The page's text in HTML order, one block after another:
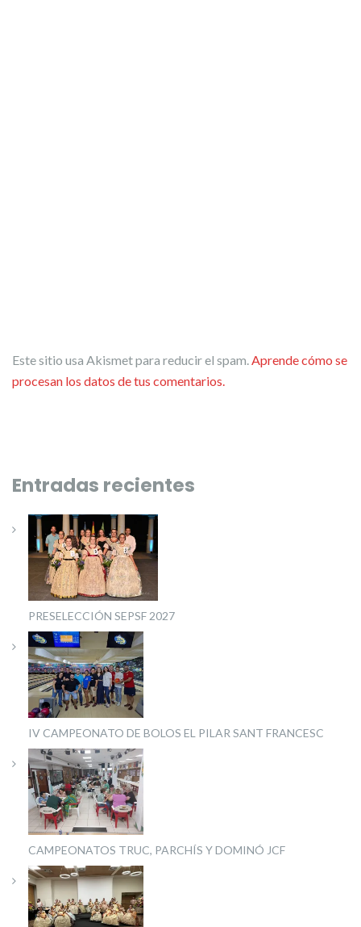
Este sitio usa Akismet para reducir el spam. Aprende cómo se
procesan los datos de tus comentarios.
Entradas recientes
PRESELECCIÓN SEPSF 2027
IV CAMPEONATO DE BOLOS EL PILAR SANT FRANCESC
CAMPEONATOS TRUC, PARCHÍS Y DOMINÓ JCF